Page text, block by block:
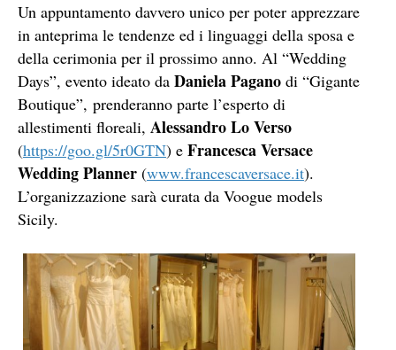
Un appuntamento davvero unico per poter apprezzare
in anteprima le tendenze ed i linguaggi della sposa e
della cerimonia per il prossimo anno. Al “Wedding
Days”, evento ideato da Daniela Pagano di “Gigante
Boutique”, prenderanno parte l’esperto di
allestimenti floreali, Alessandro Lo Verso
(https://goo.gl/5r0GTN) e Francesca Versace
Wedding Planner (www.francescaversace.it).
L’organizzazione sarà curata da Voogue models
Sicily.